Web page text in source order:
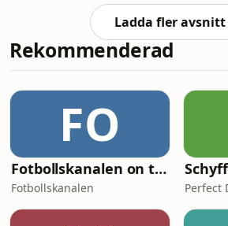
Ladda fler avsnitt
Rekommenderad
FO
Fotbollskanalen on tour
Fotbollskanalen Perfect